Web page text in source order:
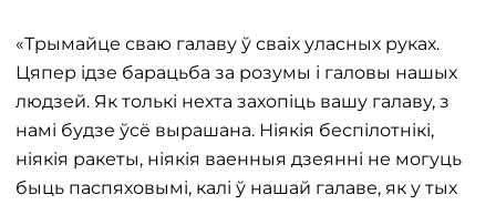
«Трымайце сваю галаву ў сваіх уласных руках.
Цяпер ідзе барацьба за розумы і галовы нашых
людзей. Як толькі нехта захопіць вашу галаву, з
намі будзе ўсё вырашана. Ніякія беспілотнікі,
ніякія ракеты, ніякія ваенныя дзеянні не могуць
быць паспяховымі, калі ў нашай галаве, як у тых